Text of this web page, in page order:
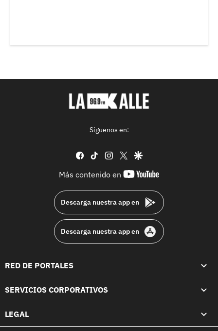
Síguenos en:
facebook
tiktok instagram
twittergoogle
Más contenido en
youtube-
Descarga nuestra app en
Descarga nuestra app en
RED DE PORTALES
SERVICIOS CORPORATIVOS
LEGAL